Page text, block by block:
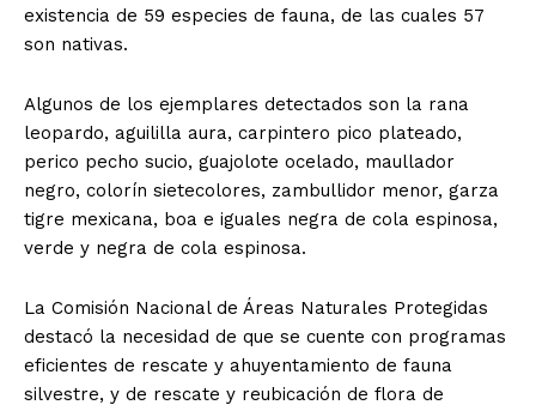
existencia de 59 especies de fauna, de las cuales 57
son nativas.
Algunos de los ejemplares detectados son la rana
leopardo, aguililla aura, carpintero pico plateado,
perico pecho sucio, guajolote ocelado, maullador
negro, colorín sietecolores, zambullidor menor, garza
tigre mexicana, boa e iguales negra de cola espinosa,
verde y negra de cola espinosa.
La Comisión Nacional de Áreas Naturales Protegidas
destacó la necesidad de que se cuente con programas
eficientes de rescate y ahuyentamiento de fauna
silvestre, y de rescate y reubicación de flora de